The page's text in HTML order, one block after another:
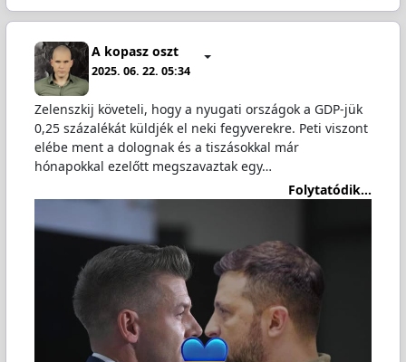
A kopasz oszt
2025. 06. 22. 05:34
Zelenszkij követeli, hogy a nyugati országok a GDP-jük
0,25 százalékát küldjék el neki fegyverekre. Peti viszont
elébe ment a dolognak és a tiszásokkal már
hónapokkal ezelőtt megszavaztak egy…
Folytatódik...